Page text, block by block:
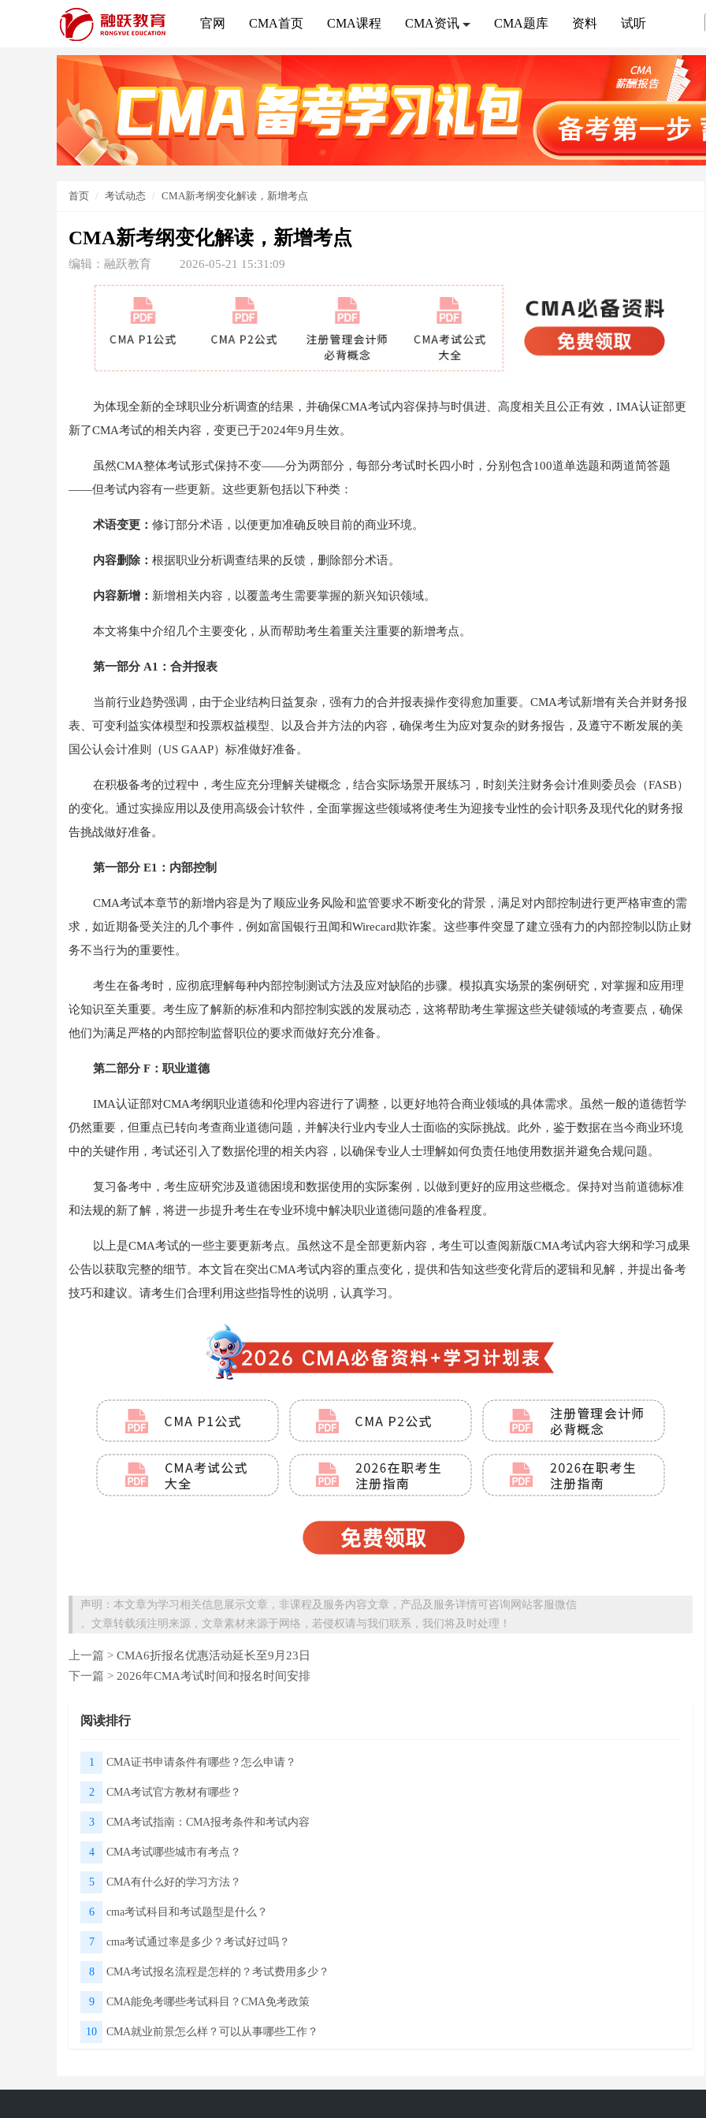
官网 CMA首页 CMA课程 CMA资讯 CMA题库 资料 试听
首页 考试动态 CMA新考纲变化解读，新增考点
CMA新考纲变化解读，新增考点
编辑：融跃教育 2026-05-21 15:31:09
为体现全新的全球职业分析调查的结果，并确保CMA考试内容保持与时俱进、高度相关且公正有效，IMA认证部更
新了CMA考试的相关内容，变更已于2024年9月生效。
虽然CMA整体考试形式保持不变——分为两部分，每部分考试时长四小时，分别包含100道单选题和两道简答题
——但考试内容有一些更新。这些更新包括以下种类：
术语变更： 修订部分术语，以便更加准确反映目前的商业环境。
内容删除： 根据职业分析调查结果的反馈，删除部分术语。
内容新增： 新增相关内容，以覆盖考生需要掌握的新兴知识领域。
本文将集中介绍几个主要变化，从而帮助考生着重关注重要的新增考点。
第一部分 A1：合并报表
当前行业趋势强调，由于企业结构日益复杂，强有力的合并报表操作变得愈加重要。CMA考试新增有关合并财务报
表、可变利益实体模型和投票权益模型、以及合并方法的内容，确保考生为应对复杂的财务报告，及遵守不断发展的美
国公认会计准则（US GAAP）标准做好准备。
在积极备考的过程中，考生应充分理解关键概念，结合实际场景开展练习，时刻关注财务会计准则委员会（FASB）
的变化。通过实操应用以及使用高级会计软件，全面掌握这些领域将使考生为迎接专业性的会计职务及现代化的财务报
告挑战做好准备。
第一部分 E1：内部控制
CMA考试本章节的新增内容是为了顺应业务风险和监管要求不断变化的背景，满足对内部控制进行更严格审查的需
求，如近期备受关注的几个事件，例如富国银行丑闻和Wirecard欺诈案。这些事件突显了建立强有力的内部控制以防止财
务不当行为的重要性。
考生在备考时，应彻底理解每种内部控制测试方法及应对缺陷的步骤。模拟真实场景的案例研究，对掌握和应用理
论知识至关重要。考生应了解新的标准和内部控制实践的发展动态，这将帮助考生掌握这些关键领域的考查要点，确保
他们为满足严格的内部控制监督职位的要求而做好充分准备。
第二部分 F：职业道德
IMA认证部对CMA考纲职业道德和伦理内容进行了调整，以更好地符合商业领域的具体需求。虽然一般的道德哲学
仍然重要，但重点已转向考查商业道德问题，并解决行业内专业人士面临的实际挑战。此外，鉴于数据在当今商业环境
中的关键作用，考试还引入了数据伦理的相关内容，以确保专业人士理解如何负责任地使用数据并避免合规问题。
复习备考中，考生应研究涉及道德困境和数据使用的实际案例，以做到更好的应用这些概念。保持对当前道德标准
和法规的新了解，将进一步提升考生在专业环境中解决职业道德问题的准备程度。
以上是CMA考试的一些主要更新考点。虽然这不是全部更新内容，考生可以查阅新版CMA考试内容大纲和学习成果
公告以获取完整的细节。本文旨在突出CMA考试内容的重点变化，提供和告知这些变化背后的逻辑和见解，并提出备考
技巧和建议。请考生们合理利用这些指导性的说明，认真学习。
声明：本文章为学习相关信息展示文章，非课程及服务内容文章，产品及服务详情可咨询网站客服微信
。文章转载须注明来源，文章素材来源于网络，若侵权请与我们联系，我们将及时处理！
上一篇 > CMA6折报名优惠活动延长至9月23日
下一篇 > 2026年CMA考试时间和报名时间安排
阅读排行
1 CMA证书申请条件有哪些？怎么申请？
2 CMA考试官方教材有哪些？
3 CMA考试指南：CMA报考条件和考试内容
4 CMA考试哪些城市有考点？
5 CMA有什么好的学习方法？
6 cma考试科目和考试题型是什么？
7 cma考试通过率是多少？考试好过吗？
8 CMA考试报名流程是怎样的？考试费用多少？
9 CMA能免考哪些考试科目？CMA免考政策
10 CMA就业前景怎么样？可以从事哪些工作？